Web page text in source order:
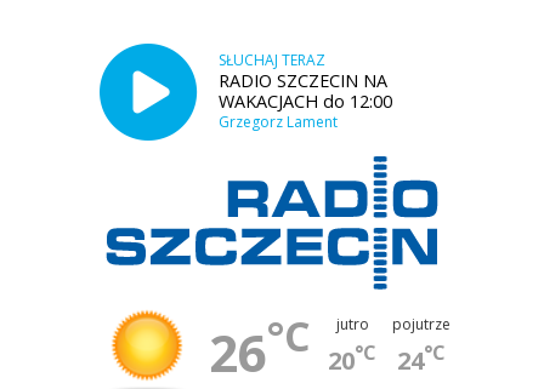
SŁUCHAJ TERAZ
RADIO SZCZECIN NA
WAKACJACH do 12:00
Grzegorz Lament
26°C jutro
20°C
pojutrze
24°C